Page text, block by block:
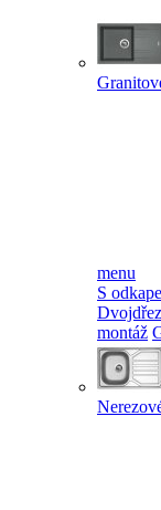
menu
S
montáž